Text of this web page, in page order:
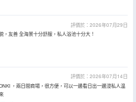
評價於：2026年07月29日
，友善 全海景十分舒服，私人浴池十分大！
評價於：2026年07月14日
，兩日間商場，很方便，可以一邊看日出一邊浸私人温